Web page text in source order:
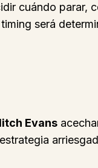
cuándo parar,
será
Evans